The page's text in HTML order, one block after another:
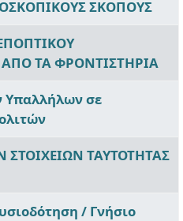
ΣΚΟΠΟΥΣ
ΑΠΟ ΤΑ ΦΡΟΝΤΙΣΤΗΡΙΑ
Υπαλλήλων σε
ΤΑΥΤΟΤΗΤΑΣ
/ Γνήσιο